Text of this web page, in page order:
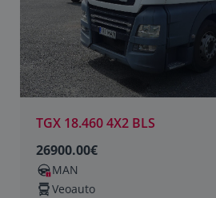
TGX 18.460 4X2 BLS
26900.00€
MAN
Veoauto